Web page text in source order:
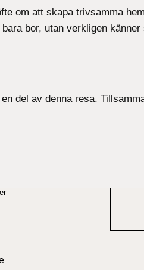
om att skapa trivsamma
bor, utan verkligen känner
del av denna resa.